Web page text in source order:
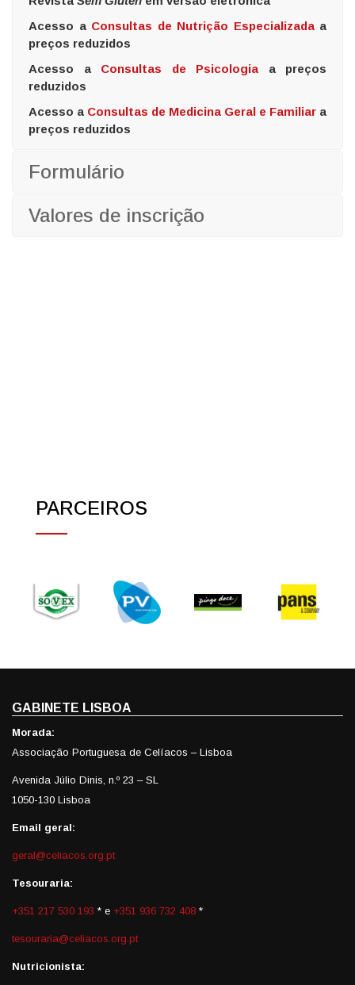
Acesso a Consultas de Nutrição Especializadaa
preços reduzidos
Acesso a Consultas de Psicologia a preços
reduzidos
Acesso a Consultas de Medicina Geral e Familiar a
preços reduzidos
Formulário
Valores de inscrição
PARCEIROS
GABINETE LISBOA
Morada:
Associação Portuguesa de Celíacos – Lisboa
Avenida Júlio Dinis, n.º 23 – SL
1050-130 Lisboa
Email geral:
geral@celiacos.org.pt
Tesouraria:
+351 217 530 193 * e +351 936 732 408 *
tesouraria@celiacos.org.pt
Nutricionista: